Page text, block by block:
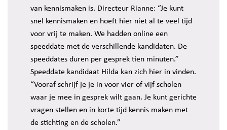
van kennismaken is. Directeur Rianne: “Je kunt
snel kennismaken en hoeft hier niet al te veel tijd
voor vrij te maken. We hadden online een
speeddate met de verschillende kandidaten. De
speeddates duren per gesprek tien minuten.”
Speeddate kandidaat Hilda kan zich hier in vinden.
“Vooraf schrijf je je in voor vier of vijf scholen
waar je mee in gesprek wilt gaan. Je kunt gerichte
vragen stellen en in korte tijd kennis maken met
de stichting en de scholen.”